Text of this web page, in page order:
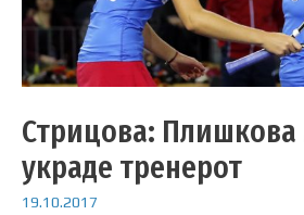
Стрицова: Плишкова
украде тренерот
19.10.2017